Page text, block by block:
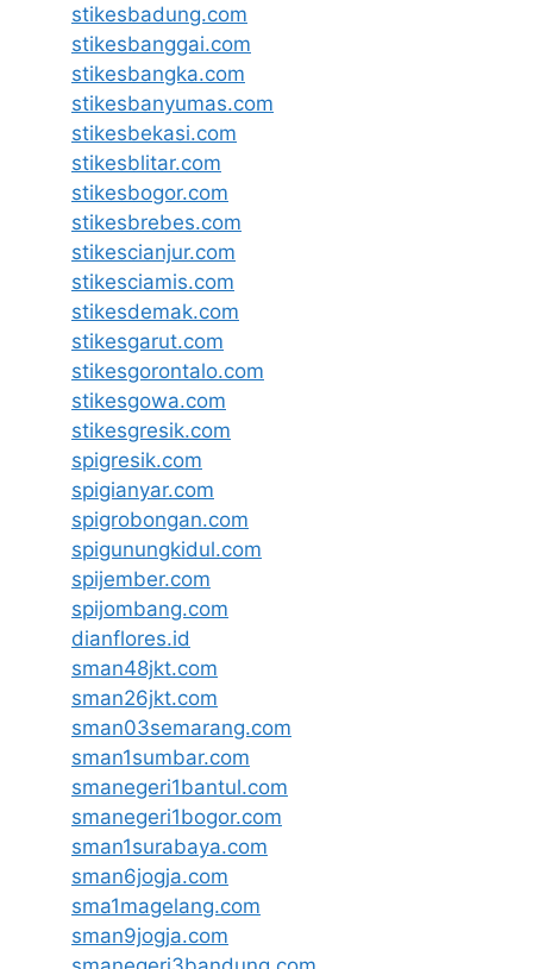
stikesbadung.com
stikesbanggai.com
stikesbangka.com
stikesbanyumas.com
stikesbekasi.com
stikesblitar.com
stikesbogor.com
stikesbrebes.com
stikescianjur.com
stikesciamis.com
stikesdemak.com
stikesgarut.com
stikesgorontalo.com
stikesgowa.com
stikesgresik.com
spigresik.com
spigianyar.com
spigrobongan.com
spigunungkidul.com
spijember.com
spijombang.com
dianflores.id
sman48jkt.com
sman26jkt.com
sman03semarang.com
sman1sumbar.com
smanegeri1bantul.com
smanegeri1bogor.com
sman1surabaya.com
sman6jogja.com
sma1magelang.com
sman9jogja.com